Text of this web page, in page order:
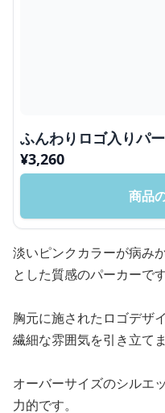
ふんわりロゴ入りパ
¥3,260
商品
淡いピンクカラーが病み
とした質感のパーカーです
胸元に施されたロゴデザ
繊細な雰囲気を引き立てま
オーバーサイズのシルエ
力的です。